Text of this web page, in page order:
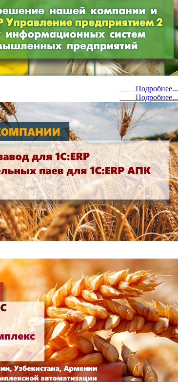
Подробнее...
Подробнее...